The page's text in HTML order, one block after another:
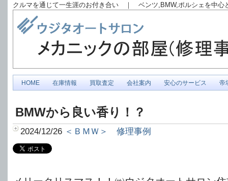
クルマを通じて一生涯のお付き合い ｜ ベンツ,BMW,ポルシェを中
HOME 在庫情報 買取査定 会社案内 安心のサービス 帝
BMWから良い香り！？
2024/12/26 ＜ＢＭＷ＞ 修理事例